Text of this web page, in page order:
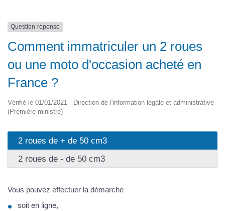
Question-réponse
Comment immatriculer un 2 roues
ou une moto d'occasion acheté en
France ?
Vérifié le 01/01/2021 - Direction de l'information légale et administrative
(Première ministre)
2 roues de + de 50 cm3
2 roues de - de 50 cm3
Vous pouvez effectuer la démarche
soit en ligne,